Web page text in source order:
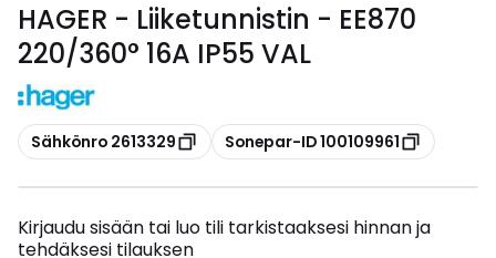
HAGER - Liiketunnistin - EE870
220/360° 16A IP55 VAL
Kopioi
Sähkönro 2613329 Kopioi
Sonepar-ID 100109961
Kirjaudu sisään tai luo tili tarkistaaksesi hinnan ja
tehdäksesi tilauksen